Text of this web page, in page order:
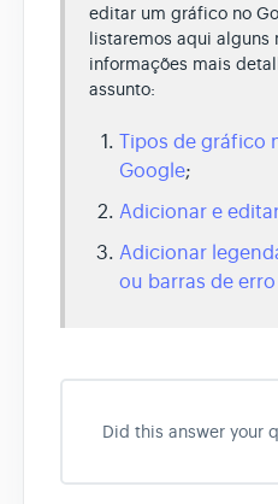
editar um gráfico no
listaremos aqui alguns
informações mais
assunto:
Tipos de gráfico
Google;
Adicionar e
Adicionar
ou barras de
Did this answer your